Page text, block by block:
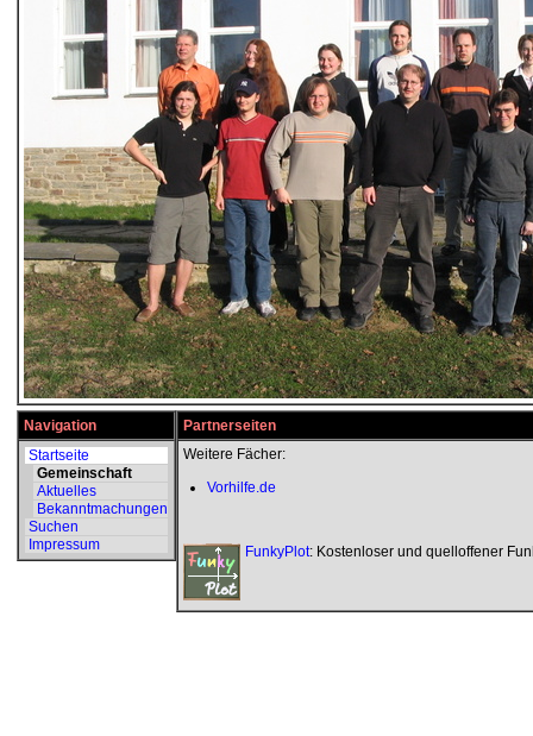
Navigation
Startseite
Gemeinschaft
Aktuelles
Bekanntmachungen
Suchen
Impressum
Partnerseiten
Weitere Fächer:
Vorhilfe.de
FunkyPlot: Kostenloser und quelloffener